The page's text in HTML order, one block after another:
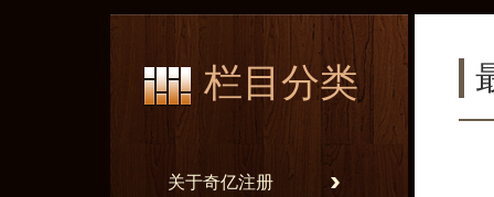
栏目分类
关于奇亿注册